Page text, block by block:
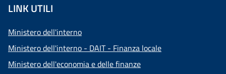
LINK UTILI
Ministero dell'interno
Ministero dell'interno - DAIT - Finanza locale
Ministero dell'economia e delle finanze